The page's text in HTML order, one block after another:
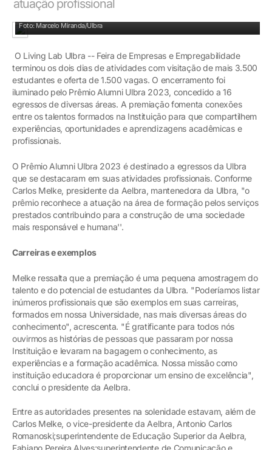
atuação profissional
Foto: Marcelo Miranda/Ulbra
O Living Lab Ulbra -- Feira de Empresas e Empregabilidade
terminou os dois dias de atividades com visitação de mais 3.500
estudantes e oferta de 1.500 vagas. O encerramento foi
iluminado pelo Prêmio Alumni Ulbra 2023, concedido a 16
egressos de diversas áreas. A premiação fomenta conexões
entre os talentos formados na Instituição para que compartilhem
experiências, oportunidades e aprendizagens acadêmicas e
profissionais.
O Prêmio Alumni Ulbra 2023 é destinado a egressos da Ulbra
que se destacaram em suas atividades profissionais. Conforme
Carlos Melke, presidente da Aelbra, mantenedora da Ulbra, "o
prêmio reconhece a atuação na área de formação pelos serviços
prestados contribuindo para a construção de uma sociedade
mais responsável e humana''.
Carreiras e exemplos
Melke ressalta que a premiação é uma pequena amostragem do
talento e do potencial de estudantes da Ulbra. "Poderíamos listar
inúmeros profissionais que são exemplos em suas carreiras,
formados em nossa Universidade, nas mais diversas áreas do
conhecimento", acrescenta. "É gratificante para todos nós
ouvirmos as histórias de pessoas que passaram por nossa
Instituição e levaram na bagagem o conhecimento, as
experiências e a formação acadêmica. Nossa missão como
instituição educadora é proporcionar um ensino de excelência",
conclui o presidente da Aelbra.
Entre as autoridades presentes na solenidade estavam, além de
Carlos Melke, o vice-presidente da Aelbra, Antonio Carlos
Romanoski;superintendente de Educação Superior da Aelbra,
Fabiano Pereira Alves;superintendente de Comunicação e